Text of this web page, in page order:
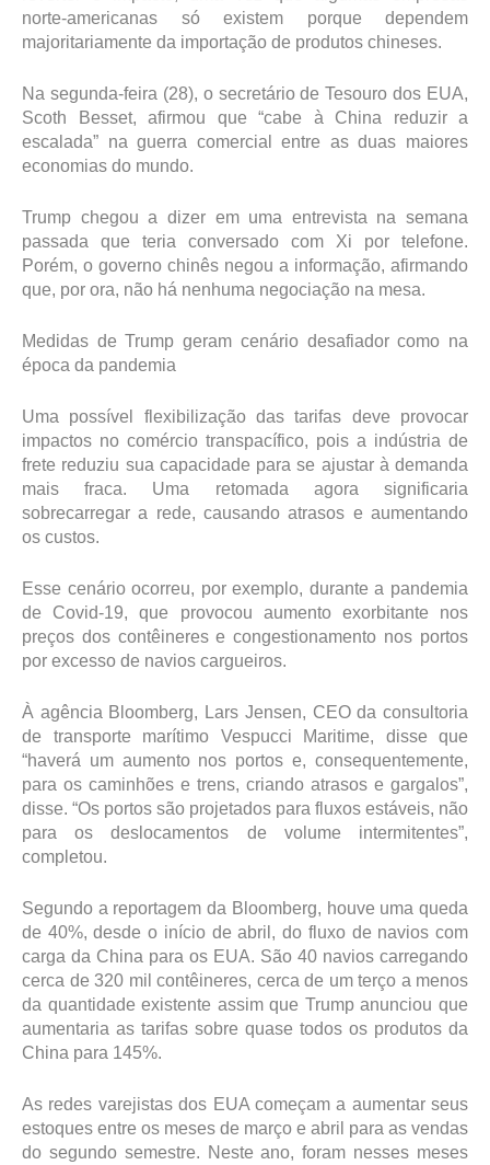
norte-americanas só existem porque dependem
majoritariamente da importação de produtos chineses.
Na segunda-feira (28), o secretário de Tesouro dos EUA,
Scoth Besset, afirmou que “cabe à China reduzir a
escalada” na guerra comercial entre as duas maiores
economias do mundo.
Trump chegou a dizer em uma entrevista na semana
passada que teria conversado com Xi por telefone.
Porém, o governo chinês negou a informação, afirmando
que, por ora, não há nenhuma negociação na mesa.
Medidas de Trump geram cenário desafiador como na
época da pandemia
Uma possível flexibilização das tarifas deve provocar
impactos no comércio transpacífico, pois a indústria de
frete reduziu sua capacidade para se ajustar à demanda
mais fraca. Uma retomada agora significaria
sobrecarregar a rede, causando atrasos e aumentando
os custos.
Esse cenário ocorreu, por exemplo, durante a pandemia
de Covid-19, que provocou aumento exorbitante nos
preços dos contêineres e congestionamento nos portos
por excesso de navios cargueiros.
À agência Bloomberg, Lars Jensen, CEO da consultoria
de transporte marítimo Vespucci Maritime, disse que
“haverá um aumento nos portos e, consequentemente,
para os caminhões e trens, criando atrasos e gargalos”,
disse. “Os portos são projetados para fluxos estáveis, não
para os deslocamentos de volume intermitentes”,
completou.
Segundo a reportagem da Bloomberg, houve uma queda
de 40%, desde o início de abril, do fluxo de navios com
carga da China para os EUA. São 40 navios carregando
cerca de 320 mil contêineres, cerca de um terço a menos
da quantidade existente assim que Trump anunciou que
aumentaria as tarifas sobre quase todos os produtos da
China para 145%.
As redes varejistas dos EUA começam a aumentar seus
estoques entre os meses de março e abril para as vendas
do segundo semestre. Neste ano, foram nesses meses